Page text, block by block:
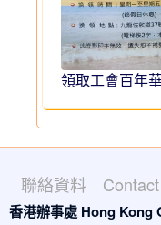
領取工會百年
聯絡資料 Contact
香港辦事處 Hong Kong